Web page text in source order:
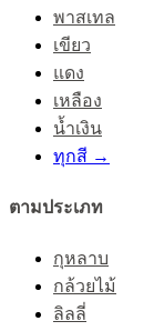
พาสเทล
เขียว
แดง
เหลือง
น้ำเงิน
ทุกสี →
ตามประเภท
กุหลาบ
กล้วยไม้
ลิลลี่